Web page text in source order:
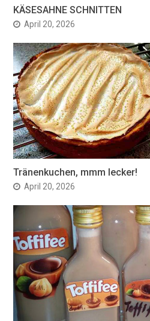
KÄSESAHNE SCHNITTEN
April 20, 2026
Tränenkuchen, mmm lecker!
April 20, 2026